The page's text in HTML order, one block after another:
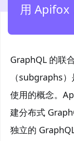
用 Apifox
GraphQL 的联
（subgraphs
使用的概念。
建分布式
独立的